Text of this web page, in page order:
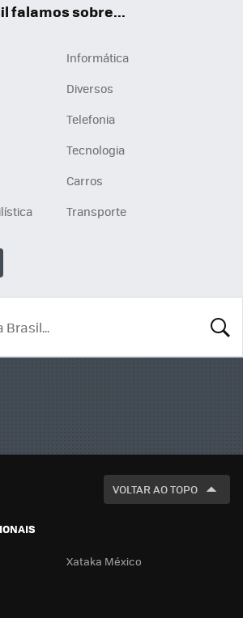
falamos sobre...
Informática
Diversos
Telefonia
Tecnologia
Carros
Transporte
VOLTAR AO TOPO
Xataka México